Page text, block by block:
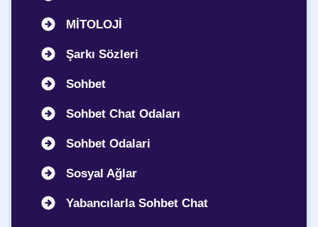
MİTOLOJİ
Şarkı Sözleri
Sohbet
Sohbet Chat Odaları
Sohbet Odalari
Sosyal Ağlar
Yabancılarla Sohbet Chat